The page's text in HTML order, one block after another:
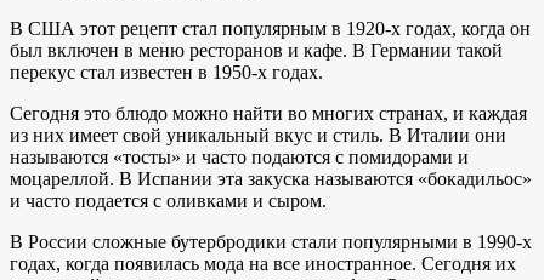
В США этот рецепт стал популярным в 1920-х годах, когда он
был включен в меню ресторанов и кафе. В Германии такой
перекус стал известен в 1950-х годах.
Сегодня это блюдо можно найти во многих странах, и каждая
из них имеет свой уникальный вкус и стиль. В Италии они
называются «тосты» и часто подаются с помидорами и
моцареллой. В Испании эта закуска называются «бокадильос»
и часто подается с оливками и сыром.
В России сложные бутербродики стали популярными в 1990-х
годах, когда появилась мода на все иностранное. Сегодня их